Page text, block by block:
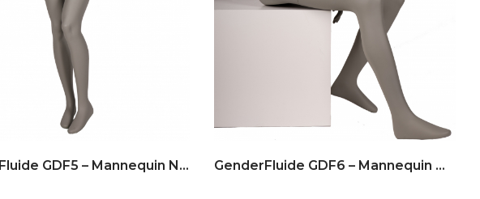
GenderFluide GDF5 – Mannequin No Gender GenderFluide GDF6 – Mannequin No Gender